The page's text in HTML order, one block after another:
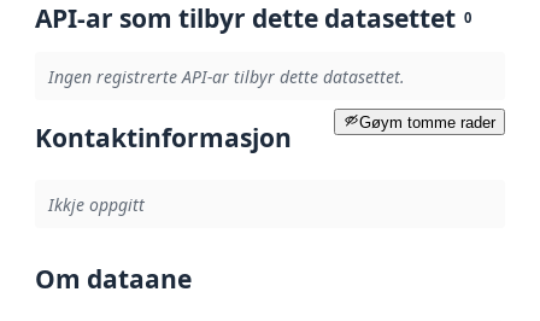
API-ar som tilbyr dette datasettet 0
Ingen registrerte API-ar tilbyr dette datasettet.
Gøym tomme rader
Kontaktinformasjon
Ikkje oppgitt
Om dataane